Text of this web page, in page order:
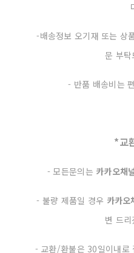
-배송정보 오기재 또는 상
문 부탁
- 반품 배송비는
*교
- 모든문의는 카카오채
- 불량 제품일 경우 카카오
변 드
- 교환/환불은 30일이내로